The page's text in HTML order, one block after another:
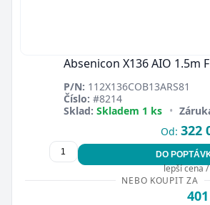
Absenicon X136 AIO 1.5m
P/N: 112X136COB13ARS81
Číslo: #8214
Sklad: Skladem 1 ks •
Od: 322
DO
lepší cena
NEBO KOUPIT ZA